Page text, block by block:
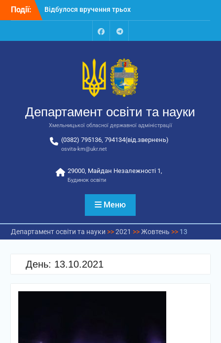
Перейти
Події:
Відбулося засідання
освіти та науки обласної
відповідальних за
національно-патріотичне
FacebookTalegram
Департамент освіти та науки
Хмельницької обласної державної адміністрації
(0382) 795136, 794134(від.звернень)
osvita-km@ukr.net
29000, Майдан Незалежності 1,
Будинок освіти
Меню
Департамент освіти та науки >>2021 >>Жовтень >> 13
День: 13.10.2021